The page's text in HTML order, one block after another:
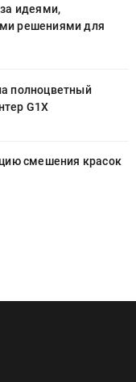
идеями,
решениями для
полноцветный
G1X
смешения красок